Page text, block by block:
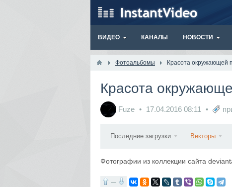
ВИДЕО КАНАЛЫ НОВОСТИ
Фотоальбомы Красота окружающей
Красота
Fuze 17.04.2016 08:11
Последние загрузки Векторы
Фотографии из коллекции сайта
—